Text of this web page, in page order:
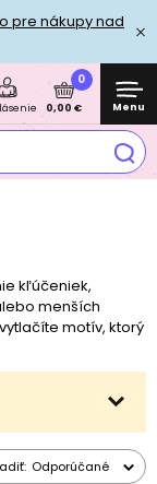
pre nákupy nad
0
0,00 € Menu
kľúčeniek,
menších
motív, ktorý
zhruba na 1/2 až
výtvory možno
so
pre živé
dodajú jemnosť.
lakomalebo
ako klasické
Odporúčané